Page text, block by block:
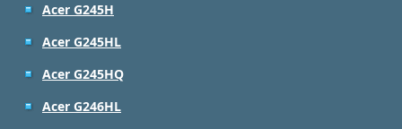
Acer G245H
Acer G245HL
Acer G245HQ
Acer G246HL